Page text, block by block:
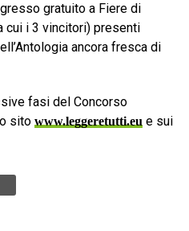
gratuito a Fiere di
cui i 3 vincitori) presenti
ancora fresca di
fasi del Concorso
sito www.leggeretutti.eue sui